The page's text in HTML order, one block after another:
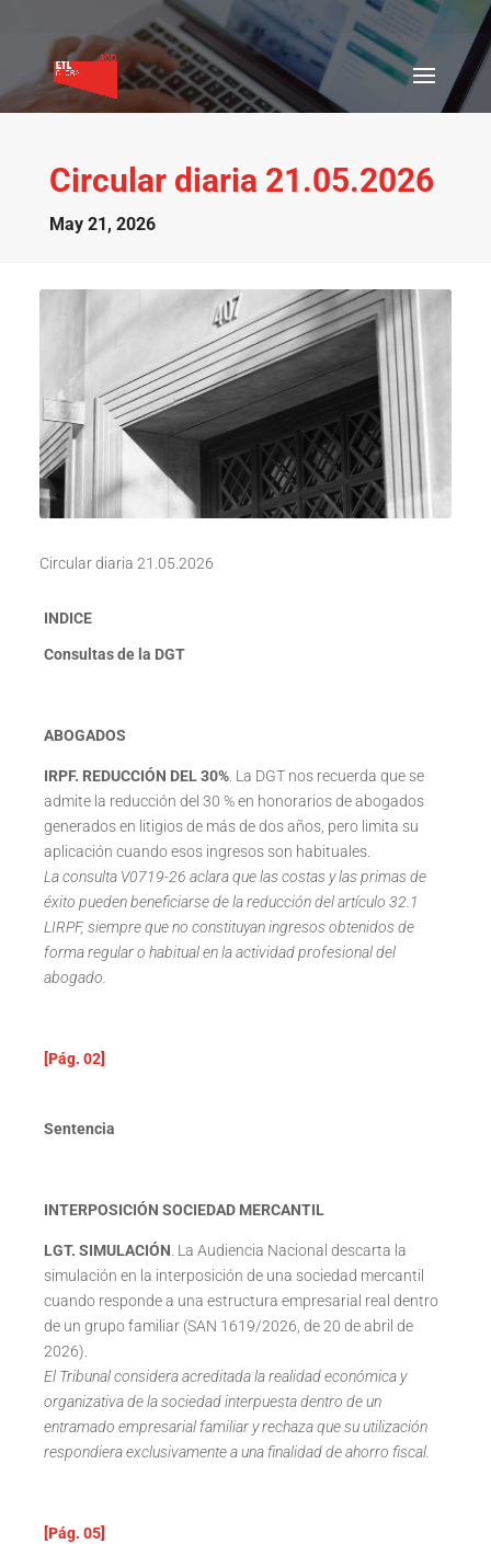
Circular diaria 21.05.2026
May 21, 2026
Circular diaria 21.05.2026
INDICE
Consultas de la DGT
ABOGADOS
IRPF. REDUCCIÓN DEL 30%. La DGT nos recuerda que se
admite la reducción del 30 % en honorarios de abogados
generados en litigios de más de dos años, pero limita su
aplicación cuando esos ingresos son habituales.
La consulta V0719-26 aclara que las costas y las primas de
éxito pueden beneficiarse de la reducción del artículo 32.1
LIRPF, siempre que no constituyan ingresos obtenidos de
forma regular o habitual en la actividad profesional del
abogado.
[Pág. 02]
Sentencia
INTERPOSICIÓN SOCIEDAD MERCANTIL
LGT. SIMULACIÓN . La Audiencia Nacional descarta la
simulación en la interposición de una sociedad mercantil
cuando responde a una estructura empresarial real dentro
de un grupo familiar (SAN 1619/2026, de 20 de abril de
2026).
El Tribunal considera acreditada la realidad económica y
organizativa de la sociedad interpuesta dentro de un
entramado empresarial familiar y rechaza que su utilización
respondiera exclusivamente a una finalidad de ahorro fiscal.
[Pág. 05]